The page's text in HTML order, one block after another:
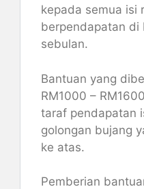
kepada semua isi
berpendapatan di
sebulan.
Bantuan yang
RM1000 –
taraf pendapatan
golongan bujang
ke atas.
Pemberian